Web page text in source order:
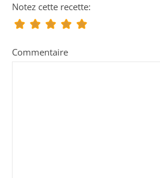
Notez cette recette:
Commentaire